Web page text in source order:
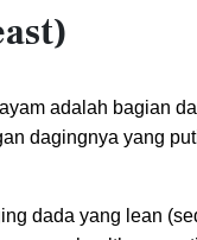
adalah bagian
dagingnya yang
dada yang lean